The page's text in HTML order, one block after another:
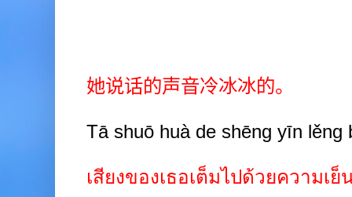
她说话的声音冷冰冰的。
Tā shuō huà de shēng yīn lěng
เสียงของเธอเต็มไปด้วยความเย็